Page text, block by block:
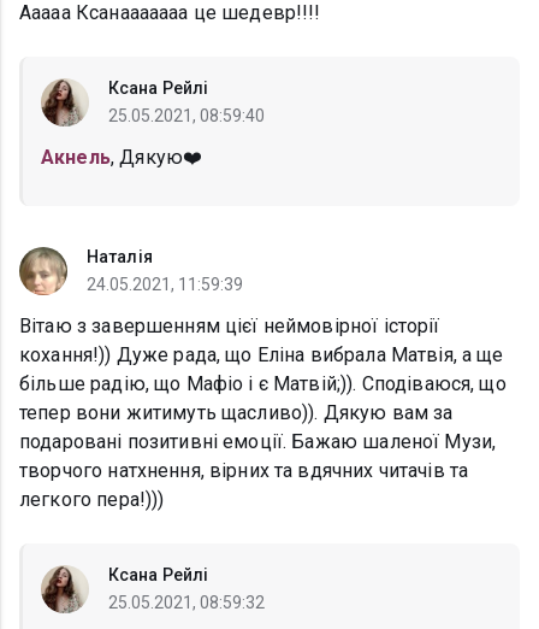
Ааааа Ксанааааааа це шедевр!!!!
Ксана Рейлі
25.05.2021, 08:59:40
Акнель, Дякую❤️
Наталія
24.05.2021, 11:59:39
Вітаю з завершенням цієї неймовірної історії
кохання!)) Дуже рада, що Еліна вибрала Матвія, а ще
більше радію, що Мафіо і є Матвій;)). Сподіваюся, що
тепер вони житимуть щасливо)). Дякую вам за
подаровані позитивні емоції. Бажаю шаленої Музи,
творчого натхнення, вірних та вдячних читачів та
легкого пера!)))
Ксана Рейлі
25.05.2021, 08:59:32